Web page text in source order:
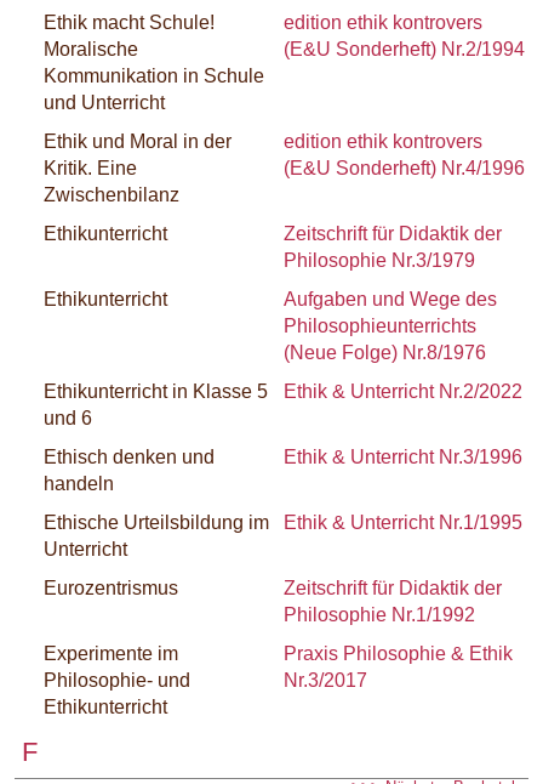
Ethik macht Schule!
Moralische
Kommunikation in Schule
und Unterricht
edition ethik kontrovers
(E&U Sonderheft) Nr.2/1994
Ethik und Moral in der
Kritik. Eine
Zwischenbilanz
edition ethik kontrovers
(E&U Sonderheft) Nr.4/1996
Ethikunterricht
Zeitschrift für Didaktik der
Philosophie Nr.3/1979
Ethikunterricht
Aufgaben und Wege des
Philosophieunterrichts
(Neue Folge) Nr.8/1976
Ethikunterricht in Klasse 5
und 6
Ethik & Unterricht Nr.2/2022
Ethisch denken und
handeln
Ethik & Unterricht Nr.3/1996
Ethische Urteilsbildung im
Unterricht
Ethik & Unterricht Nr.1/1995
Eurozentrismus
Zeitschrift für Didaktik der
Philosophie Nr.1/1992
Experimente im
Philosophie- und
Ethikunterricht
Praxis Philosophie & Ethik
Nr.3/2017
F